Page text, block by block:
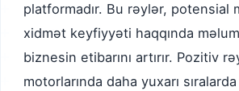
platformadır. Bu rəylər, potensial
xidmət keyfiyyəti haqqında
biznesin etibarını artırır. Pozitiv
motorlarında daha yuxarı